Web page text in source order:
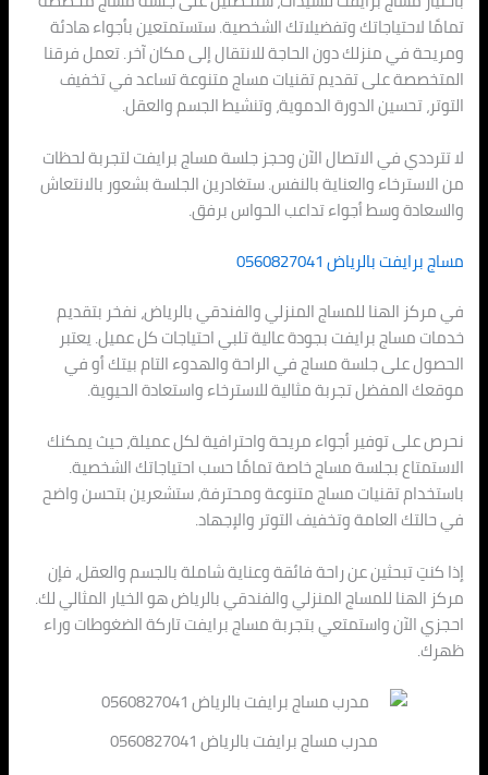
تمامًا لاحتياجاتك وتفضيلاتك الشخصية. ستستمتعين بأجواء هادئة
ومريحة في منزلك دون الحاجة للانتقال إلى مكان آخر. تعمل فرقنا
المتخصصة على تقديم تقنيات مساج متنوعة تساعد في تخفيف
التوتر، تحسين الدورة الدموية، وتنشيط الجسم والعقل.
لا تترددي في الاتصال الآن وحجز جلسة مساج برايفت لتجربة لحظات
من الاسترخاء والعناية بالنفس. ستغادرين الجلسة بشعور بالانتعاش
والسعادة وسط أجواء تداعب الحواس برفق.
مساج برايفت بالرياض 0560827041
في مركز الهنا للمساج المنزلي والفندقي بالرياض، نفخر بتقديم
خدمات مساج برايفت بجودة عالية تلبي احتياجات كل عميل. يعتبر
الحصول على جلسة مساج في الراحة والهدوء التام بيتك أو في
موقعك المفضل تجربة مثالية للاسترخاء واستعادة الحيوية.
نحرص على توفير أجواء مريحة واحترافية لكل عميلة، حيث يمكنك
الاستمتاع بجلسة مساج خاصة تمامًا حسب احتياجاتك الشخصية.
باستخدام تقنيات مساج متنوعة ومحترفة، ستشعرين بتحسن واضح
في حالتك العامة وتخفيف التوتر والإجهاد.
إذا كنتِ تبحثين عن راحة فائقة وعناية شاملة بالجسم والعقل، فإن
مركز الهنا للمساج المنزلي والفندقي بالرياض هو الخيار المثالي لك.
احجزي الآن واستمتعي بتجربة مساج برايفت تاركة الضغوطات وراء
ظهرك.
مدرب مساج برايفت بالرياض 0560827041